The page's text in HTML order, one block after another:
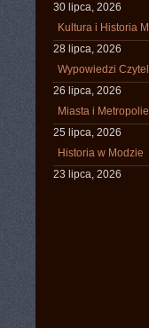
30 lipca, 2026
Kultura i Historia
28 lipca, 2026
Wypowiedzi
26 lipca, 2026
Miasta i Metropolie
25 lipca, 2026
Historia w Modzie
23 lipca, 2026